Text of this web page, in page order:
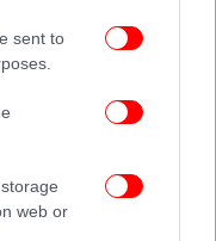
sent to
web or